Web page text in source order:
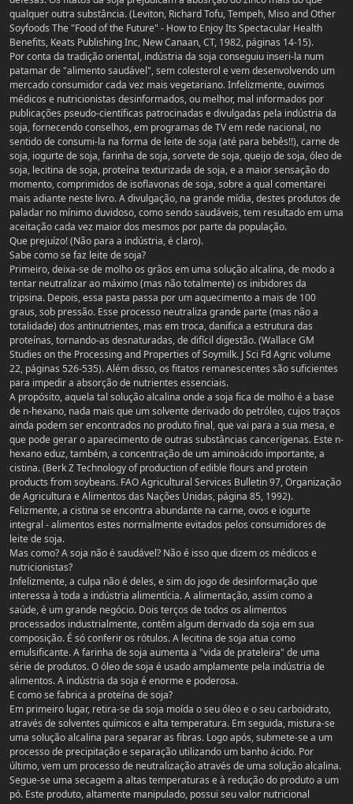
qualquer outra substância. (Leviton, Richard Tofu, Tempeh, Miso and Other
Soyfoods The "Food of the Future" - How to Enjoy Its Spectacular Health
Benefits, Keats Publishing Inc, New Canaan, CT, 1982, páginas 14-15).
Por conta da tradição oriental, indústria da soja conseguiu inseri-la num
patamar de "alimento saudável", sem colesterol e vem desenvolvendo um
mercado consumidor cada vez mais vegetariano. Infelizmente, ouvimos
médicos e nutricionistas desinformados, ou melhor, mal informados por
publicações pseudo-científicas patrocinadas e divulgadas pela indústria da
soja, fornecendo conselhos, em programas de TV em rede nacional, no
sentido de consumi-la na forma de leite de soja (até para bebês!!), carne de
soja, iogurte de soja, farinha de soja, sorvete de soja, queijo de soja, óleo de
soja, lecitina de soja, proteína texturizada de soja, e a maior sensação do
momento, comprimidos de isoflavonas de soja, sobre a qual comentarei
mais adiante neste livro. A divulgação, na grande mídia, destes produtos de
paladar no mínimo duvidoso, como sendo saudáveis, tem resultado em uma
aceitação cada vez maior dos mesmos por parte da população.
Que prejuízo! (Não para a indústria, é claro).
Sabe como se faz leite de soja?
Primeiro, deixa-se de molho os grãos em uma solução alcalina, de modo a
tentar neutralizar ao máximo (mas não totalmente) os inibidores da
tripsina. Depois, essa pasta passa por um aquecimento a mais de 100
graus, sob pressão. Esse processo neutraliza grande parte (mas não a
totalidade) dos antinutrientes, mas em troca, danifica a estrutura das
proteínas, tornando-as desnaturadas, de difícil digestão. (Wallace GM
Studies on the Processing and Properties of Soymilk. J Sci Fd Agric volume
22, páginas 526-535). Além disso, os fitatos remanescentes são suficientes
para impedir a absorção de nutrientes essenciais.
A propósito, aquela tal solução alcalina onde a soja fica de molho é a base
de n-hexano, nada mais que um solvente derivado do petróleo, cujos traços
ainda podem ser encontrados no produto final, que vai para a sua mesa, e
que pode gerar o aparecimento de outras substâncias cancerígenas. Este n-
hexano eduz, também, a concentração de um aminoácido importante, a
cistina. (Berk Z Technology of production of edible flours and protein
products from soybeans. FAO Agricultural Services Bulletin 97, Organização
de Agricultura e Alimentos das Nações Unidas, página 85, 1992).
Felizmente, a cistina se encontra abundante na carne, ovos e iogurte
integral - alimentos estes normalmente evitados pelos consumidores de
leite de soja.
Mas como? A soja não é saudável? Não é isso que dizem os médicos e
nutricionistas?
Infelizmente, a culpa não é deles, e sim do jogo de desinformação que
interessa à toda a indústria alimentícia. A alimentação, assim como a
saúde, é um grande negócio. Dois terços de todos os alimentos
processados industrialmente, contêm algum derivado da soja em sua
composição. É só conferir os rótulos. A lecitina de soja atua como
emulsificante. A farinha de soja aumenta a "vida de prateleira" de uma
série de produtos. O óleo de soja é usado amplamente pela indústria de
alimentos. A indústria da soja é enorme e poderosa.
E como se fabrica a proteína de soja?
Em primeiro lugar, retira-se da soja moída o seu óleo e o seu carboidrato,
através de solventes químicos e alta temperatura. Em seguida, mistura-se
uma solução alcalina para separar as fibras. Logo após, submete-se a um
processo de precipitação e separação utilizando um banho ácido. Por
último, vem um processo de neutralização através de uma solução alcalina.
Segue-se uma secagem a altas temperaturas e à redução do produto a um
pó. Este produto, altamente manipulado, possui seu valor nutricional